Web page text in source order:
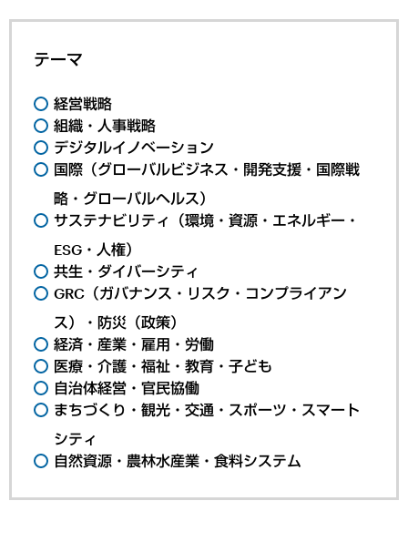
テーマ
経営戦略
組織・人事戦略
デジタルイノベーション
国際（グローバルビジネス・開発支援・国際戦
略・グローバルヘルス）
サステナビリティ（環境・資源・エネルギー・
ESG・人権）
共生・ダイバーシティ
GRC（ガバナンス・リスク・コンプライアン
ス）・防災（政策）
経済・産業・雇用・労働
医療・介護・福祉・教育・子ども
自治体経営・官民協働
まちづくり・観光・交通・スポーツ・スマート
シティ
自然資源・農林水産業・食料システム